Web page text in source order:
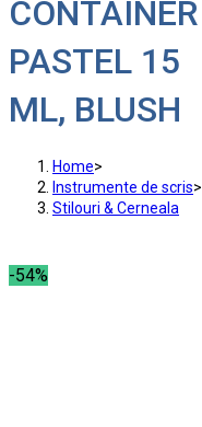
CONTAINER
PASTEL 15
ML, BLUSH
Home>
Instrumente de scris>
Stilouri & Сerneala
-54%